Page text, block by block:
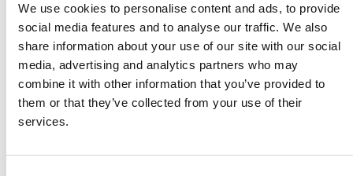
We use cookies to personalise content and ads, to provide
social media features and to analyse our traffic. We also
share information about your use of our site with our social
media, advertising and analytics partners who may
combine it with other information that you’ve provided to
them or that they’ve collected from your use of their
services.
Multinacional italiana com sede em Turim, a Comau tem
uma rede internacional com 5 centros de inovação, 5 hubs
digitais, 12 plantas industriais e emprega 3.700 em 13
países. A rede global de distribuidores e parceiros permite
com que a empresa responda rapidamente às
necessidades dos clientes com a mesma eficiência, em
qualquer lugar do mundo.
Através de atividades de treinamento, organizados pela